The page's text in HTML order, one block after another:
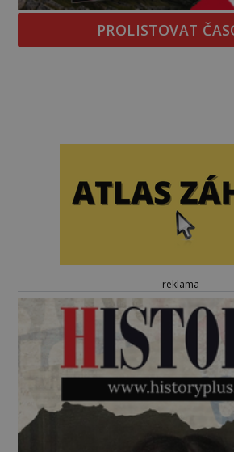
PROLISTOVAT
reklama